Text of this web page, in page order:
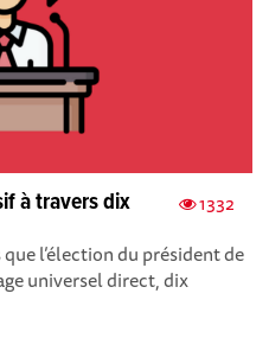
1332
à travers dix
l’élection du président de
universel direct, dix